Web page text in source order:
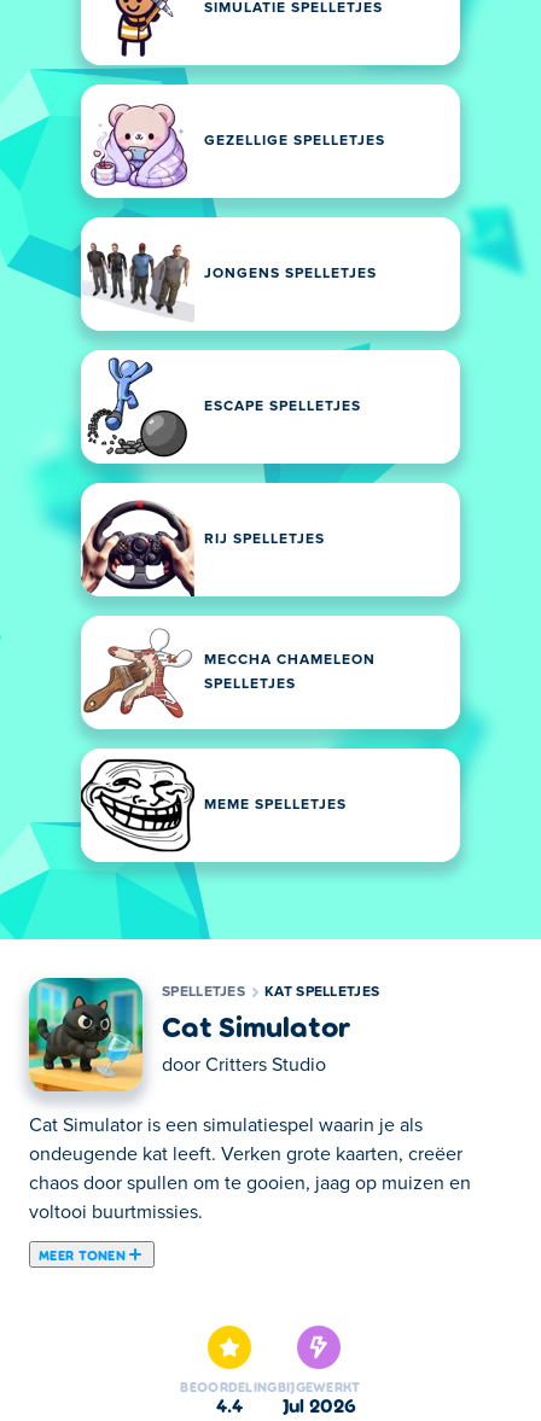
SIMULATIE SPELLETJES
GEZELLIGE SPELLETJES
JONGENS SPELLETJES
ESCAPE SPELLETJES
RIJ SPELLETJES
MECCHA CHAMELEON
SPELLETJES
MEME SPELLETJES
SPELLETJES KAT SPELLETJES
Cat Simulator
door Critters Studio
Cat Simulator is een simulatiespel waarin je als
ondeugende kat leeft. Verken grote kaarten, creëer
chaos door spullen om te gooien, jaag op muizen en
voltooi buurtmissies.
MEER TONEN
interacteer met allerlei voorwerpen, haal speelse streken
uit en gooi dingen omver, gewoon voor de lol. Spring
rond, verzamel sterren en ontgrendel nieuwe kamers om
BEOORDELING
4.4
BIJGEWERKT
jul 2026